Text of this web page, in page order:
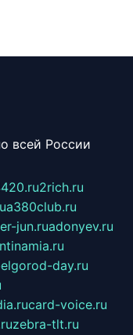
всей России
2rich.ru
a380club.ru
jun.ruadonyev.ru
day.ru
card-voice.ru
zebra-tlt.ru